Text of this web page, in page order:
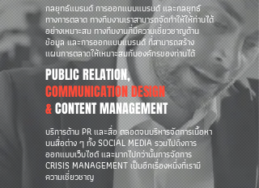
กลยุทธ์แบรนด์ การออกแบบแบรนด์ และกลยุทธ์
ทางการตลาด ทางทีมงานเราสามารถจัดทำให้ให้ท่านได้
อย่างเหมาะสม ทางทีมงานที่มีความเชี่ยวชาญด้าน
ข้อมูล และการออกแบบแบรนด์ ที่สามารถสร้าง
แผนการตลาดให้เหมาะสมกับองค์กรของท่านได้
PUBLIC RELATION,
COMMUNICATION DESIGN
&CONTENT MANAGEMENT
บริการด้าน PR และสื่อ ตลอดจนบริหารจัดการเนื้อหา
บนสื่อต่าง ๆ ทั้ง SOCIAL MEDIA รวมไปถึงการ
ออกแบบเว็บไซต์ และมากไปกว่านั้นการจัดการ
CRISIS MANAGEMENT เป็นอีกเรื่องหนึ่งที่เรามี
ความเชี่ยวชาญ